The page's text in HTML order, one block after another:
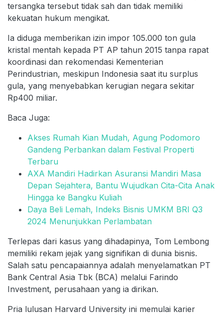
tersangka tersebut tidak sah dan tidak memiliki
kekuatan hukum mengikat.
Ia diduga memberikan izin impor 105.000 ton gula
kristal mentah kepada PT AP tahun 2015 tanpa rapat
koordinasi dan rekomendasi Kementerian
Perindustrian, meskipun Indonesia saat itu surplus
gula, yang menyebabkan kerugian negara sekitar
Rp400 miliar.
Baca Juga:
Akses Rumah Kian Mudah, Agung Podomoro
Gandeng Perbankan dalam Festival Properti
Terbaru
AXA Mandiri Hadirkan Asuransi Mandiri Masa
Depan Sejahtera, Bantu Wujudkan Cita-Cita Anak
Hingga ke Bangku Kuliah
Daya Beli Lemah, Indeks Bisnis UMKM BRI Q3
2024 Menunjukkan Perlambatan
Terlepas dari kasus yang dihadapinya, Tom Lembong
memiliki rekam jejak yang signifikan di dunia bisnis.
Salah satu pencapaiannya adalah menyelamatkan PT
Bank Central Asia Tbk (BCA) melalui Farindo
Investment, perusahaan yang ia dirikan.
Pria lulusan Harvard University ini memulai karier